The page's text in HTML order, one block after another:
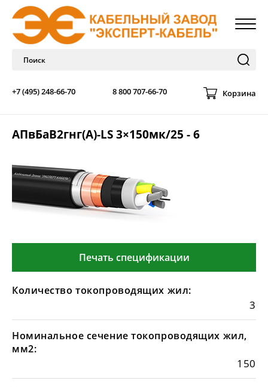
+7 (495) 248-66-70 8 800 707-66-70 Корзина
АПвБаВ2гнг(А)-LS 3×150мк/25 - 6
Печать спецификации
Количество токопроводящих жил:
3
Номинальное сечение токопроводящих жил,
мм2:
150